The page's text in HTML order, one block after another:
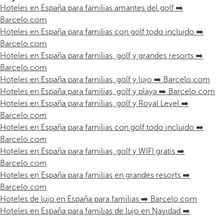
Hoteles en España para familias amantes del golf ➡️
Barcelo.com
Hoteles en España para familias con golf todo incluido ➡️
Barcelo.com
Hoteles en España para familias, golf y grandes resorts ➡️
Barcelo.com
Hoteles en España para familias, golf y lujo ➡️ Barcelo.com
Hoteles en España para familias, golf y playa ➡️ Barcelo.com
Hoteles en España para familias, golf y Royal Level ➡️
Barcelo.com
Hoteles en España para familias con golf todo incluido ➡️
Barcelo.com
Hoteles en España para familias, golf y WIFI gratis ➡️
Barcelo.com
Hoteles en España para familias en grandes resorts ➡️
Barcelo.com
Hoteles de lujo en España para familias ➡️ Barcelo.com
Hoteles en España para familias de lujo en Navidad ➡️